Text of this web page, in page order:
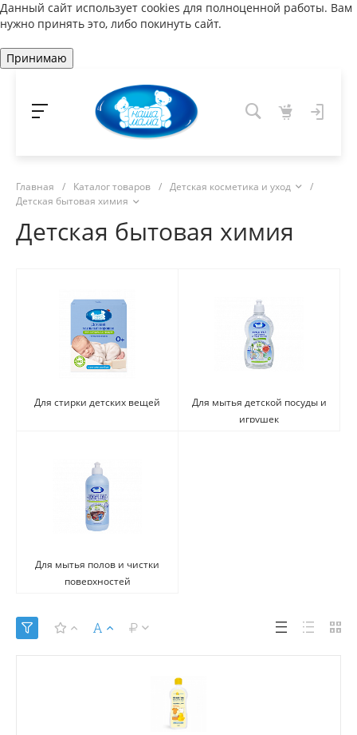
Данный сайт использует cookies для полноценной работы. Вам
нужно принять это, либо покинуть сайт.
Принимаю
Главная / Каталог товаров / Детская косметика и уход
/
Детская бытовая химия
Детская бытовая химия
Для стирки детских вещей
Для мытья детской посуды и
игрушек
Для мытья полов и чистки
поверхностей